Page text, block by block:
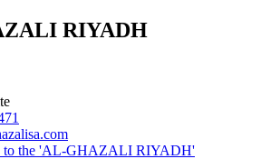
RIYADH
to the 'AL-GHAZALI RIYADH'